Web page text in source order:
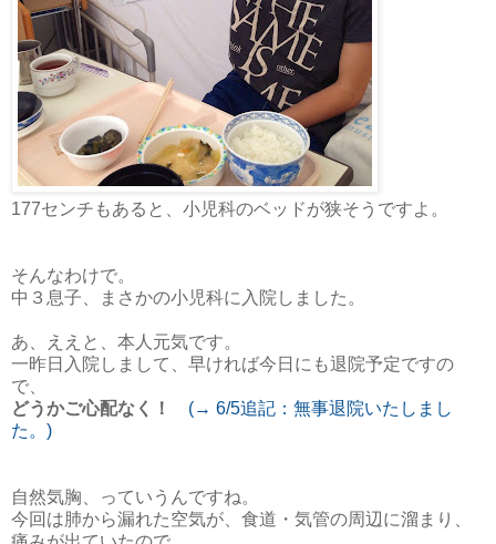
177センチもあると、小児科のベッドが狭そうですよ。
そんなわけで。
中３息子、まさかの小児科に入院しました。
あ、ええと、本人元気です。
一昨日入院しまして、早ければ今日にも退院予定ですの
で、
どうかご心配なく！ (→ 6/5追記：無事退院いたしまし
た。)
自然気胸、っていうんですね。
今回は肺から漏れた空気が、食道・気管の周辺に溜まり、